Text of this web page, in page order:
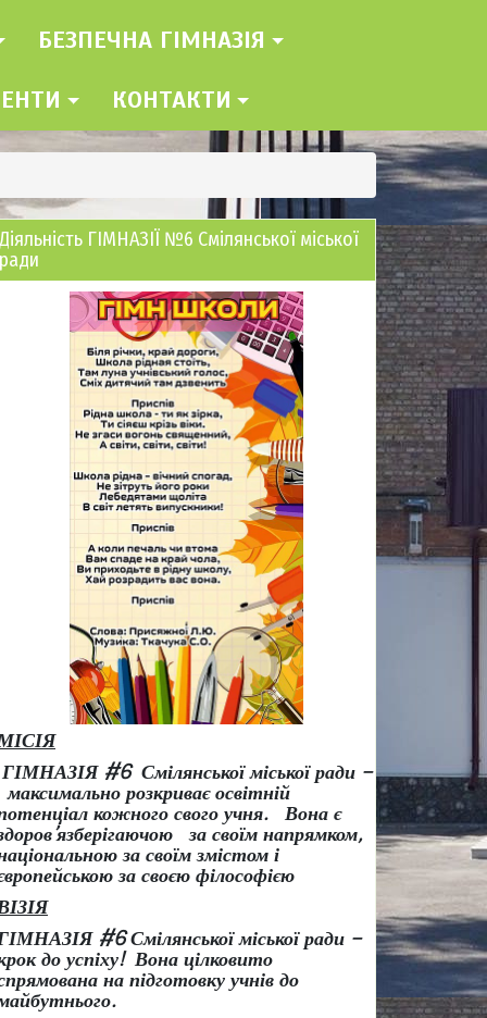
БЕЗПЕЧНА ГІМНАЗІЯ
КОНТАКТИ
Діяльність ГІМНАЗІЇ №6 Смілянської міської
ради
ГІМНАЗІЯ #6 Смілянської міської ради –
розкриває освітній
кожного свого учня.
Вона є
’язберігаючою за своїм напрямком,
за своїм змістом і
за своєю філософією
#6 Смілянської міської ради –
до успіху! Вона цілковито
на підготовку учнів до